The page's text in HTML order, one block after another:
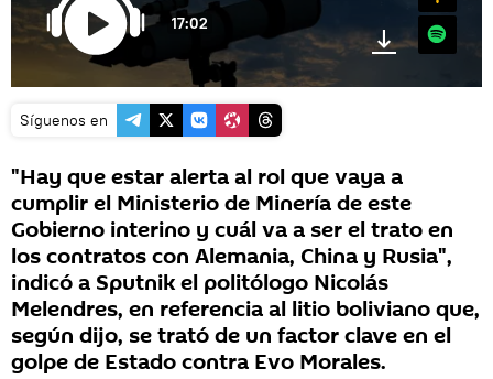
17:02 Spotify
Síguenos en
"Hay que estar alerta al rol que vaya a
cumplir el Ministerio de Minería de este
Gobierno interino y cuál va a ser el trato en
los contratos con Alemania, China y Rusia",
indicó a Sputnik el politólogo Nicolás
Melendres, en referencia al litio boliviano que,
según dijo, se trató de un factor clave en el
golpe de Estado contra Evo Morales.